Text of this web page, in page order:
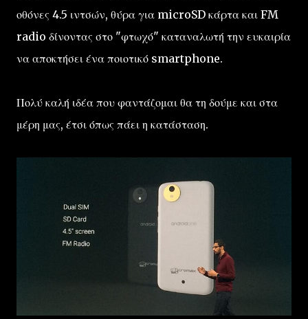
οθόνες 4.5 ιντσών, θύρα για microSD κάρτα και FM
radio δίνοντας στο "φτωχό" καταναλωτή την ευκαιρία
να αποκτήσει ένα ποιοτικό smartphone.
Πολύ καλή ιδέα που φαντάζομαι θα τη δούμε και στα
μέρη μας, έτσι όπως πάει η κατάσταση.